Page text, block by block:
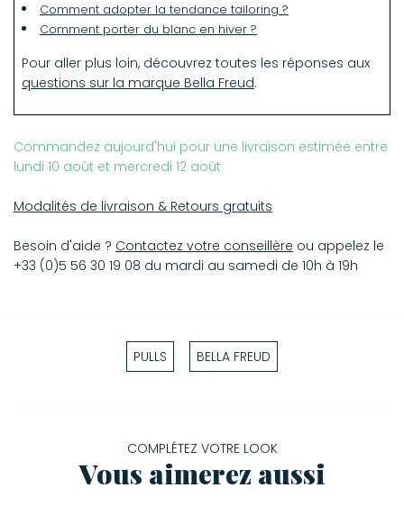
Comment adopter la tendance tailoring ?
Comment porter du blanc en hiver ?
Pour aller plus loin, découvrez toutes les réponses aux
questions sur la marque Bella Freud.
Commandez aujourd'hui pour une livraison estimée entre
lundi 10 août et mercredi 12 août
Modalités de livraison & Retours gratuits
Besoin d'aide ? Contactez votre conseillère ou appelez le
+33 (0)5 56 30 19 08 du mardi au samedi de 10h à 19h
PULLS BELLA FREUD
COMPLÉTEZ VOTRE LOOK
Vous aimerez aussi